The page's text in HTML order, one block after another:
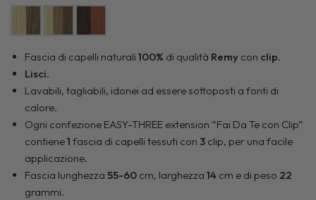
Fascia di capelli naturali 100% di qualità Remy con clip.
Lisci.
Lavabili, tagliabili, idonei ad essere sottoposti a fonti di
calore.
Ogni confezione EASY-THREE extension “Fai Da Te con Clip”
contiene1 fascia di capelli tessuti con 3 clip, per una facile
applicazione.
Fascia lunghezza 55-60 cm, larghezza 14 cm e di peso 22
grammi.